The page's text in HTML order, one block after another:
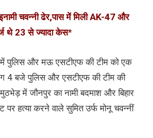
चवन्नी ढेर,पास में मिली AK-47 और
थे 23 से ज्यादा केस*
पुलिस और मऊ एसटीएफ की टीम को एक
बजे पुलिस और एसटीएफ की टीम की
में जौनपुर का नामी बदमाश और बिहार
पर हत्या करने वाले सुमित उर्फ मोनू चवन्नीं